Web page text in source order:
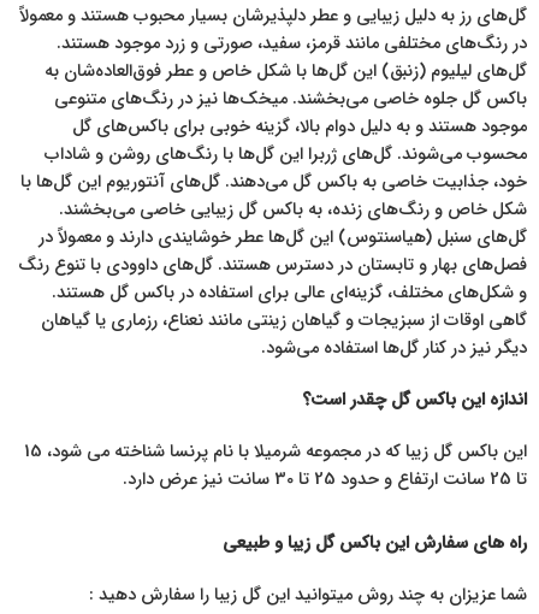
گل‌های رز به دلیل زیبایی و عطر دلپذیرشان بسیار محبوب هستند و معمولاً
در رنگ‌های مختلفی مانند قرمز، سفید، صورتی و زرد موجود هستند.
گل‌های لیلیوم (زنبق) این گل‌ها با شکل خاص و عطر فوق‌العاده‌شان به
باکس گل جلوه خاصی می‌بخشند. میخک‌ها نیز در رنگ‌های متنوعی
موجود هستند و به دلیل دوام بالا، گزینه خوبی برای باکس‌های گل
محسوب می‌شوند. گل‌های ژربرا این گل‌ها با رنگ‌های روشن و شاداب
خود، جذابیت خاصی به باکس گل می‌دهند. گل‌های آنتوریوم این گل‌ها با
شکل خاص و رنگ‌های زنده، به باکس گل زیبایی خاصی می‌بخشند.
گل‌های سنبل (هیاسنتوس) این گل‌ها عطر خوشایندی دارند و معمولاً در
فصل‌های بهار و تابستان در دسترس هستند. گل‌های داوودی با تنوع رنگ
و شکل‌های مختلف، گزینه‌ای عالی برای استفاده در باکس گل هستند.
گاهی اوقات از سبزیجات و گیاهان زینتی مانند نعناع، رزماری یا گیاهان
دیگر نیز در کنار گل‌ها استفاده می‌شود.
اندازه این باکس گل چقدر است؟
این باکس گل زیبا که در مجموعه شرمیلا با نام پرنسا شناخته می شود، 15
تا 25 سانت ارتفاع و حدود 25 تا 30 سانت نیز عرض دارد.
راه های سفارش این باکس گل زیبا و طبیعی
شما عزیزان به چند روش میتوانید این گل زیبا را سفارش دهید :